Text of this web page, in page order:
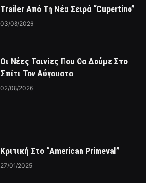
Trailer Από Τη Νέα Σειρά “Cupertino”
03/08/2026
Οι Νέες Ταινίες Που Θα Δούμε Στο
Σπίτι Τον Αύγουστο
02/08/2026
Κριτική Στο “American Primeval”
27/01/2025